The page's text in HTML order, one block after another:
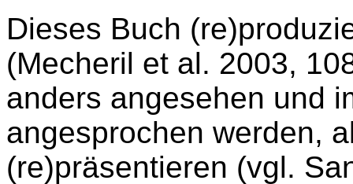
Dieses Buch
(Mecheril et al. 2003,
anders angesehen und
angesprochen werden,
(re)präsentieren (vgl.